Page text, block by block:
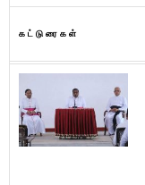
கட்டுரைகள்